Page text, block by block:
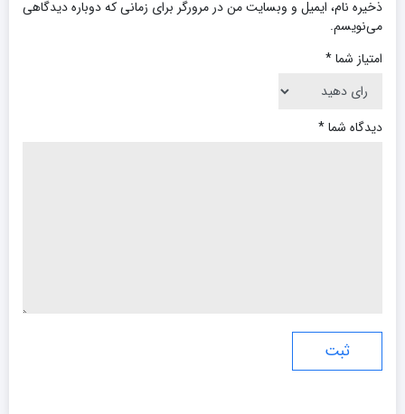
ذخیره نام، ایمیل و وبسایت من در مرورگر برای زمانی که دوباره دیدگاهی
می‌نویسم.
امتیاز شما*
دیدگاه شما*